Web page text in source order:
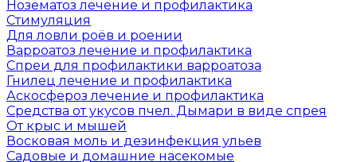
Нозематоз лечение и профилактика
Стимуляция
Для ловли роёв и роении
Варроатоз лечение и профилактика
Спреи для профилактики варроатоза
Гнилец лечение и профилактика
Аскосфероз лечение и профилактика
Средства от укусов пчел. Дымари в виде спрея
От крыс и мышей
Восковая моль и дезинфекция ульев
Садовые и домашние насекомые